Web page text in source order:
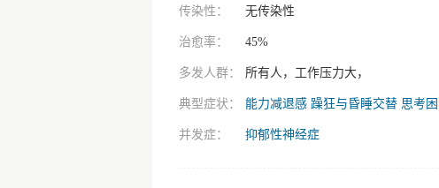
传染性： 无传染性
治愈率： 45%
多发人群： 所有人，工作压力大，
典型症状： 能力减退感 躁狂与昏睡交替 思考困难感
并发症： 抑郁性神经症